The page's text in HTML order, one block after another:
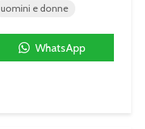
uomini e donne
WhatsApp